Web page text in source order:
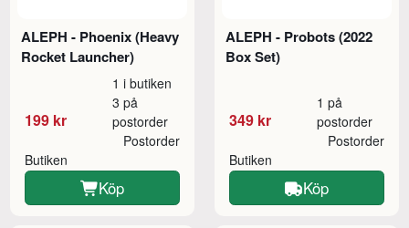
ALEPH - Phoenix (Heavy
Rocket Launcher)
199 kr
1 i butiken
3 på
postorder
Butiken
Postorder
Köp
ALEPH - Probots (2022
Box Set)
349 kr
1 på
postorder
Butiken
Postorder
Köp